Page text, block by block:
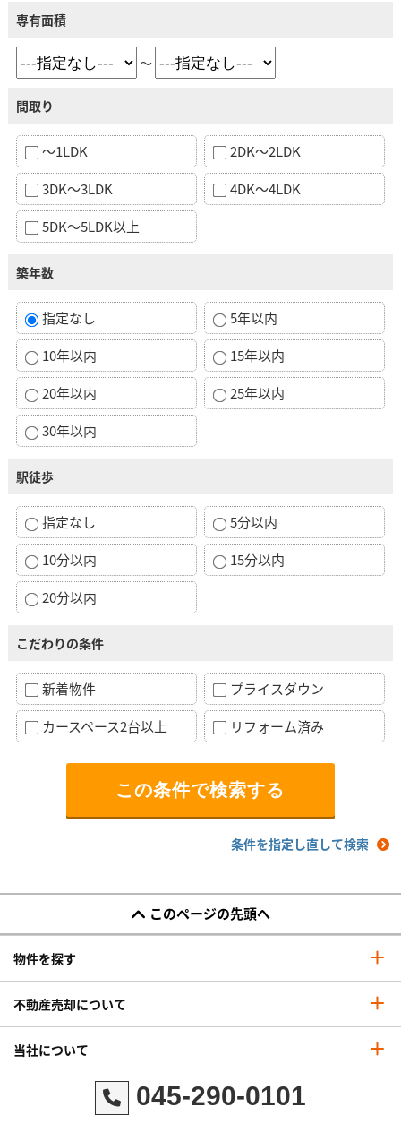
専有面積
～
間取り
～1LDK
2DK～2LDK
3DK～3LDK
4DK～4LDK
5DK～5LDK以上
築年数
指定なし
5年以内
10年以内
15年以内
20年以内
25年以内
30年以内
駅徒歩
指定なし
5分以内
10分以内
15分以内
20分以内
こだわりの条件
新着物件
プライスダウン
カースペース2台以上
リフォーム済み
条件を指定し直して検索
このページの先頭へ
物件を探す
不動産売却について
当社について
045-290-0101